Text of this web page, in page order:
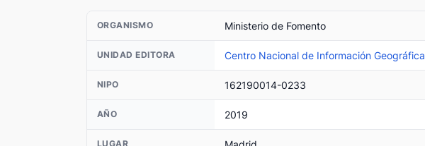
ORGANISMO Ministerio de Fomento
UNIDAD EDITORA Centro Nacional de Información Geográfica
NIPO 162190014-0233
AÑO 2019
LUGAR